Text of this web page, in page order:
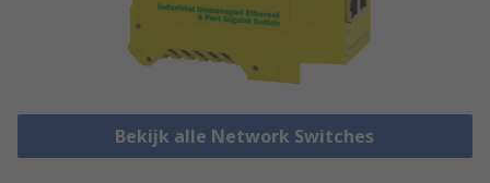
Bekijk alle Network Switches